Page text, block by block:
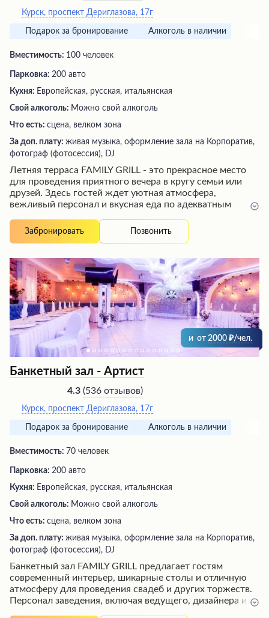
Курск, проспект Дериглазова, 17г
Подарок за бронирование Алкоголь в наличии
Вместимость: 100 человек
Парковка: 200 авто
Кухня: Европейская, русская, итальянская
Свой алкоголь: Можно свой алкоголь
Что есть: сцена, велком зона
За доп. плату: живая музыка, оформление зала на Корпоратив,
фотограф (фотосессия), DJ
Летняя терраса FAMILY GRILL - это прекрасное место
для проведения приятного вечера в кругу семьи или
друзей. Здесь гостей ждет уютная атмосфера,
вежливый персонал и вкусная еда по адекватным
насладиться караоке с отличным звуком под чутким
руководством ведущей, которая настроит микрофон
блюда готовят отлично, а при желании их можно взять
с собой. Приятным дополнением к вечеру станет живая
музыка до полуночи.
Забронировать Позвонить
и от 2000 /чел.
Банкетный зал - Артист
4.3 (536 отзывов)
Курск, проспект Дериглазова, 17г
Подарок за бронирование Алкоголь в наличии
Вместимость: 70 человек
Парковка: 200 авто
Кухня: Европейская, русская, итальянская
Свой алкоголь: Можно свой алкоголь
Что есть: сцена, велком зона
За доп. плату: живая музыка, оформление зала на Корпоратив,
фотограф (фотосессия), DJ
Банкетный зал FAMILY GRILL предлагает гостям
современный интерьер, шикарные столы и отличную
атмосферу для проведения свадеб и других торжеств.
Персонал заведения, включая ведущего, дизайнера и